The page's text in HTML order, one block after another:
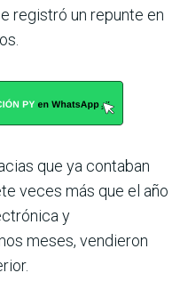
registró un repunte en
que ya contaban
veces más que el año
y
meses, vendieron